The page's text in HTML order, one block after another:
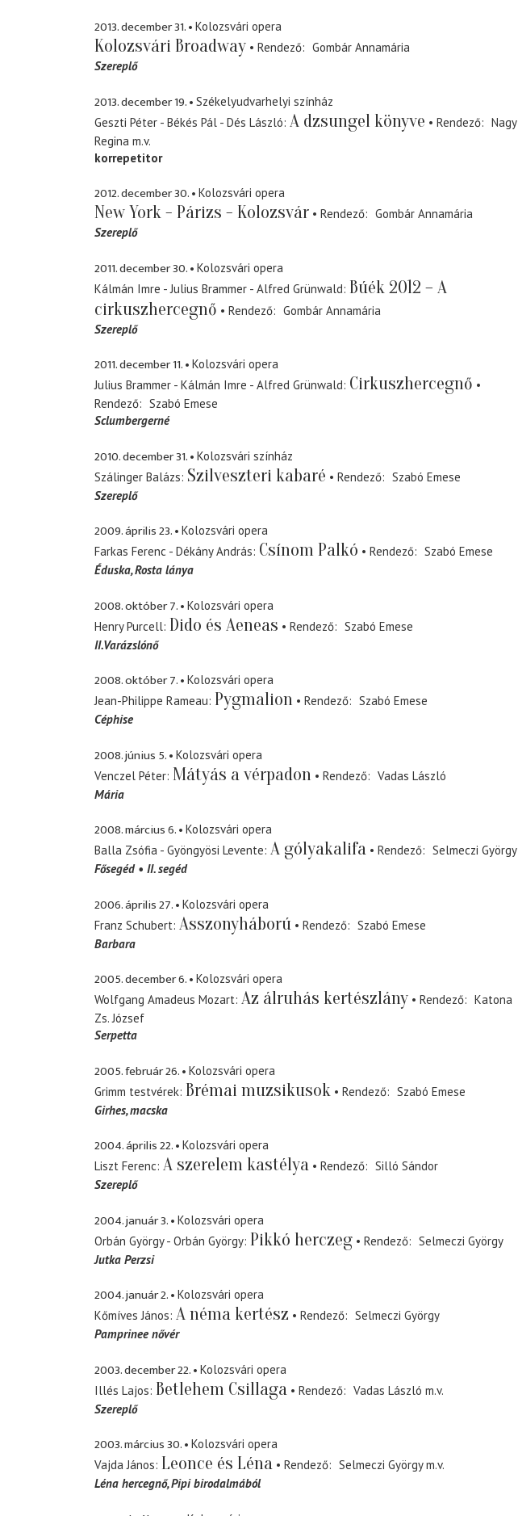
2013. december 31. Kolozsvári opera
Kolozsvári Broadway Rendező
Gombár Annamária
Szereplő
2013. december 19.
Székelyudvarhelyi színház
Geszti Péter - Békés Pál - Dés László A dzsungel könyve Rendező
Nagy
Regina m.v.
korrepetitor
2012. december 30. Kolozsvári opera
New York - Párizs - Kolozsvár Rendező
Gombár Annamária
Szereplő
2011. december 30.
Kolozsvári opera
Kálmán Imre - Julius Brammer - Alfred Grünwald Búék 2012 – A
cirkuszhercegnő
Rendező
Gombár Annamária
Szereplő
2011. december 11.
Kolozsvári opera
Julius Brammer - Kálmán Imre - Alfred Grünwald Cirkuszhercegnő
Rendező
Szabó Emese
Sclumbergerné
2010. december 31.
Kolozsvári színház
Szálinger Balázs Szilveszteri kabaré Rendező
Szabó Emese
Szereplő
2009. április 23.
Kolozsvári opera
Farkas Ferenc - Dékány András Csínom Palkó Rendező
Szabó Emese
Éduska Rosta lánya
2008. október 7.
Kolozsvári opera
Henry Purcell Dido és Aeneas Rendező
Szabó Emese
II.Varázslónő
2008. október 7.
Kolozsvári opera
Jean-Philippe Rameau Pygmalion Rendező
Szabó Emese
Céphise
2008. június 5.
Kolozsvári opera
Venczel Péter Mátyás a vérpadon Rendező
Vadas László
Mária
2008. március 6.
Kolozsvári opera
Balla Zsófia - Gyöngyösi Levente A gólyakalifa Rendező
Selmeczi György
Fősegéd
II. segéd
2006. április 27.
Kolozsvári opera
Franz Schubert Asszonyháború Rendező
Szabó Emese
Barbara
2005. december 6.
Kolozsvári opera
Wolfgang Amadeus Mozart Az álruhás kertészlány Rendező
Katona
Zs. József
Serpetta
2005. február 26.
Kolozsvári opera
Grimm testvérek Brémai muzsikusok Rendező
Szabó Emese
Girhes macska
2004. április 22.
Kolozsvári opera
Liszt Ferenc A szerelem kastélya Rendező
Silló Sándor
Szereplő
2004. január 3.
Kolozsvári opera
Orbán György - Orbán György Pikkó herczeg Rendező
Selmeczi György
Jutka Perzsi
2004. január 2.
Kolozsvári opera
Kőmíves János A néma kertész Rendező
Selmeczi György
Pamprinee nővér
2003. december 22.
Kolozsvári opera
Illés Lajos Betlehem Csillaga Rendező Vadas László m.v.
Szereplő
2003. március 30.
Kolozsvári opera
Vajda János Leonce és Léna Rendező Selmeczi György m.v.
Léna hercegnő Pipi birodalmából